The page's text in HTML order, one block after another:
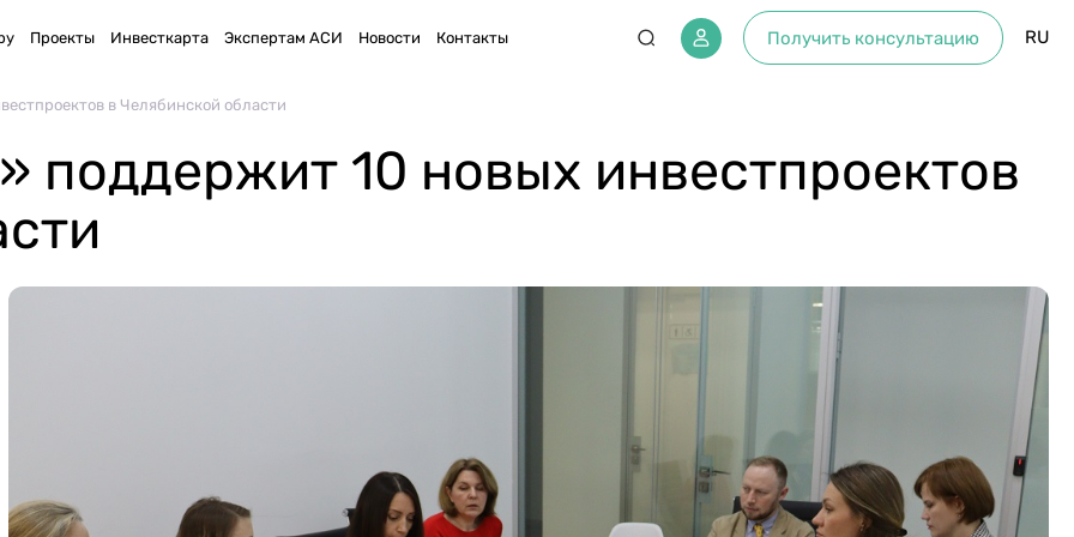
Проекты Инвесткарта Экспертам АСИ Новости Контакты Получить консультацию RU
в Челябинской области
поддержит 10 новых инвестпроектов